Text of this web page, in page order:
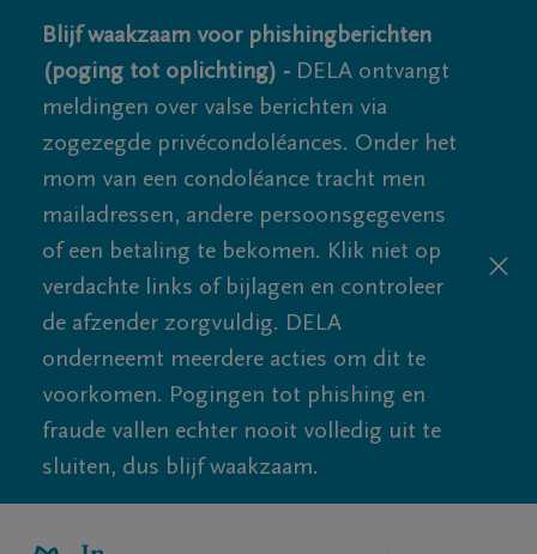
Blijf waakzaam voor phishingberichten
(poging tot oplichting) - DELA ontvangt
meldingen over valse berichten via
zogezegde privécondoléances. Onder het
mom van een condoléance tracht men
mailadressen, andere persoonsgegevens
of een betaling te bekomen. Klik niet op
verdachte links of bijlagen en controleer
de afzender zorgvuldig. DELA
onderneemt meerdere acties om dit te
voorkomen. Pogingen tot phishing en
fraude vallen echter nooit volledig uit te
sluiten, dus blijf waakzaam.